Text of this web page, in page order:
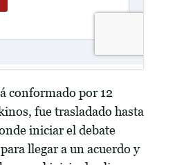
conformado por 12
fue trasladado hasta
iniciar el debate
llegar a un acuerdo y